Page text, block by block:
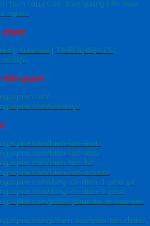
tiem can | Cam bien quang | Bo dieu
nguon
| Autonics | Thiết bị điện LS |
điện
liên quan
sitemap/
bien-tan-invt/
bien-tan-abb/
bien-tan-ls/
bien-tan-omron/
dong-co-dien-1-pha-yl/
dong-co-dien-3-pha/
p/san-pham/ro-le-bao-ve-
p/bien-tan/bien-tan-delta/